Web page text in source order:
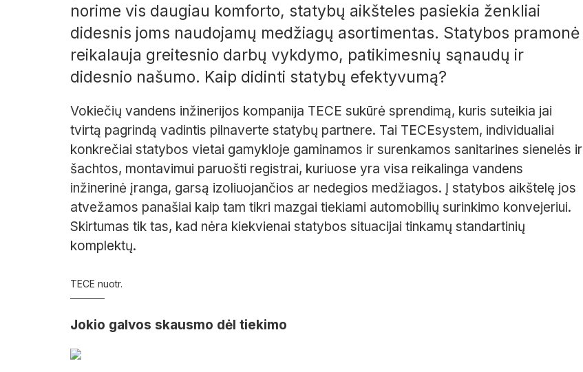
norime vis daugiau komforto, statybų aikšteles pasiekia ženkliai
didesnis joms naudojamų medžiagų asortimentas. Statybos pramonė
reikalauja greitesnio darbų vykdymo, patikimesnių sąnaudų ir
didesnio našumo. Kaip didinti statybų efektyvumą?
Vokiečių vandens inžinerijos kompanija TECE sukūrė sprendimą, kuris suteikia jai
tvirtą pagrindą vadintis pilnaverte statybų partnere. Tai TECEsystem, individualiai
konkrečiai statybos vietai gamykloje gaminamos ir surenkamos sanitarines sienelės ir
šachtos, montavimui paruošti registrai, kuriuose yra visa reikalinga vandens
inžinerinė įranga, garsą izoliuojančios ar nedegios medžiagos. Į statybos aikštelę jos
atvežamos panašiai kaip tam tikri mazgai tiekiami automobilių surinkimo konvejeriui.
Skirtumas tik tas, kad nėra kiekvienai statybos situacijai tinkamų standartinių
komplektų.
TECE nuotr.
Jokio galvos skausmo dėl tiekimo